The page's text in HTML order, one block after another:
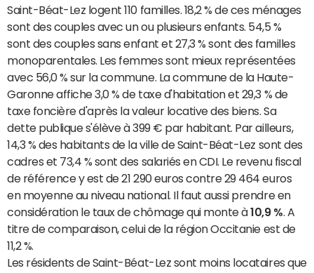
Saint-Béat-Lez logent 110 familles. 18,2 % de ces ménages
sont des couples avec un ou plusieurs enfants. 54,5 %
sont des couples sans enfant et 27,3 % sont des familles
monoparentales. Les femmes sont mieux représentées
avec 56,0 % sur la commune. La commune de la Haute-
Garonne affiche 3,0 % de taxe d'habitation et 29,3 % de
taxe foncière d'après la valeur locative des biens. Sa
dette publique s'élève à 399 € par habitant. Par ailleurs,
14,3 % des habitants de la ville de Saint-Béat-Lez sont des
cadres et 73,4 % sont des salariés en CDI. Le revenu fiscal
de référence y est de 21 290 euros contre 29 464 euros
en moyenne au niveau national. Il faut aussi prendre en
considération le taux de chômage qui monte à10,9 %. A
titre de comparaison, celui de la région Occitanie est de
11,2 %.
Les résidents de Saint-Béat-Lez sont moins locataires que